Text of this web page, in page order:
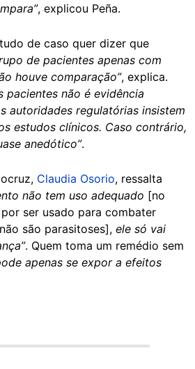
, explicou Peña.
de caso quer dizer que
de pacientes apenas com
houve comparação”, explica.
pacientes não é evidência
autoridades regulatórias insistem
estudos clínicos. Caso contrário,
anedótico”.
Claudia Osorio, ressalta
não tem uso adequado [no
ser usado para combater
são parasitoses], ele só vai
. Quem toma um remédio sem
apenas se expor a efeitos